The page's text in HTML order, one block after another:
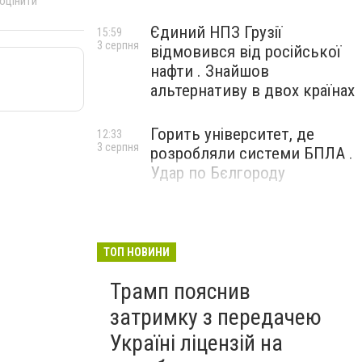
Єдиний НПЗ Грузії
відмовився від російської
нафти . Знайшов
альтернативу в двох країнах
15:59
3 серпня
Горить університет, де
розробляли системи БПЛА .
Удар по Бєлгороду
12:33
3 серпня
ТОП НОВИНИ
Трамп пояснив
затримку з передачею
Україні ліцензій на